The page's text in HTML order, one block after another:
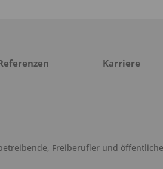
Karriere
Freiberufler und